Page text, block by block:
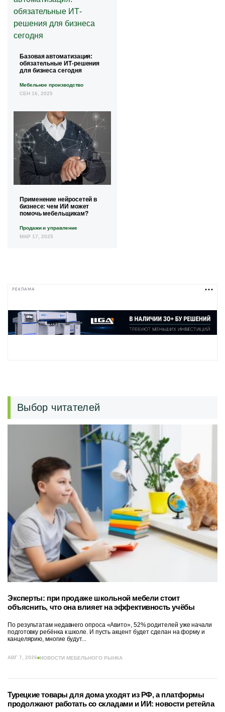
Базовая автоматизация:
обязательные ИТ-решения
для бизнеса сегодня
Мебельное производство
СЕН 16, 2025
Применение нейросетей в
бизнесе: чем ИИ может
помочь мебельщикам?
Продажи и управление
МАР 17, 2025
РЕКЛАМА
Выбор читателей
Эксперты: при продаже школьной мебели стоит
объяснить, что она влияет на эффективность учёбы
По результатам недавнего опроса «Авито», 52% родителей уже начали
подготовку ребёнка к школе. И пусть акцент будет сделан на форму и
канцелярию, многие будут...
АВГ 7, 2026 НОВОСТИ МЕБЕЛЬНОГО РЫНКА
Турецкие товары для дома уходят из РФ, а платформы
продолжают работать со складами и ИИ: новости ретейла